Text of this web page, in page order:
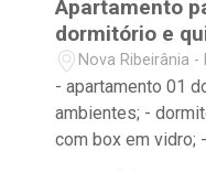
Apartamento
dormitório e
Nova Ribeirânia
- apartamento 01
ambientes; -
com box em vidro;